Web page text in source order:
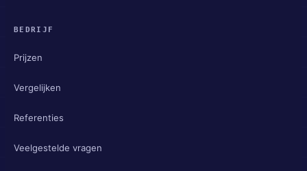
BEDRIJF
Prijzen
Vergelijken
Referenties
Veelgestelde vragen